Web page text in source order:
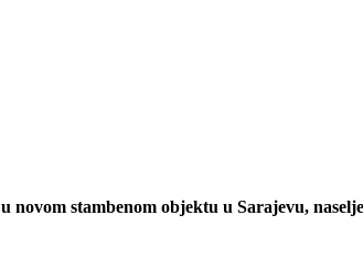
u novom stambenom objektu u Sarajevu,